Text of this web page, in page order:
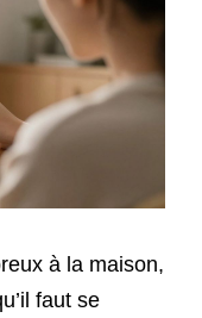
à la maison,
faut se